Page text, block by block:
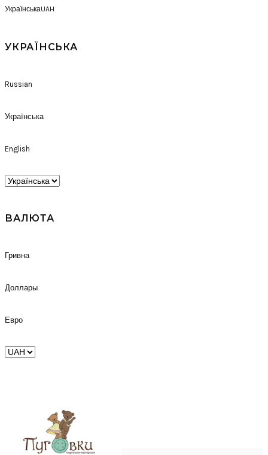
УкраїнськаUAH
УКРАЇНСЬКА
Russian
Українська
English
ВАЛЮТА
Гривна
Доллары
Евро